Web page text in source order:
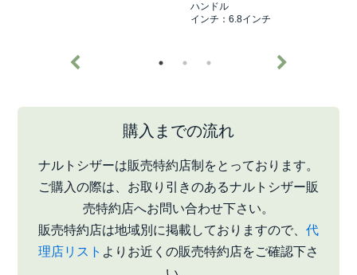
ハンドル
インチ：6.8インチ
購入までの流れ
ナルトシザーは販売特約店制をとっております。
ご購入の際は、お取り引きのあるナルトシザー販
売特約店へお問い合わせ下さい。
販売特約店は地域別に掲載しておりますので、 代
理店リスト よりお近くの販売特約店をご確認下さ